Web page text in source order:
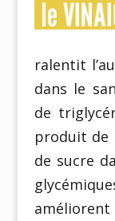
ralentit
dans le
de
produit de
de sucre